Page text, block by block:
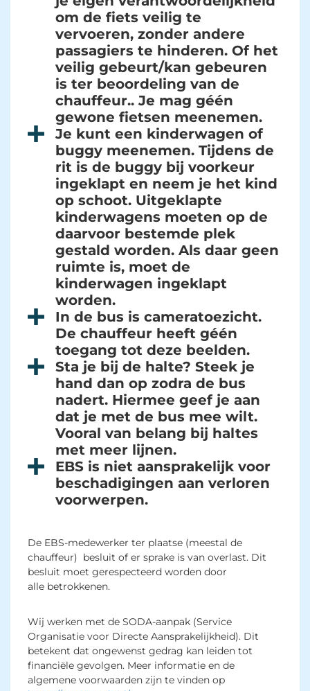
om de fiets veilig te
vervoeren, zonder andere
passagiers te hinderen. Of het
veilig gebeurt/kan gebeuren
is ter beoordeling van de
chauffeur.. Je mag géén
gewone fietsen meenemen.
Je kunt een kinderwagen of
buggy meenemen. Tijdens de
rit is de buggy bij voorkeur
ingeklapt en neem je het kind
op schoot. Uitgeklapte
kinderwagens moeten op de
daarvoor bestemde plek
gestald worden. Als daar geen
ruimte is, moet de
kinderwagen ingeklapt
worden.
In de bus is cameratoezicht.
De chauffeur heeft géén
toegang tot deze beelden.
Sta je bij de halte? Steek je
hand dan op zodra de bus
nadert. Hiermee geef je aan
dat je met de bus mee wilt.
Vooral van belang bij haltes
met meer lijnen.
EBS is niet aansprakelijk voor
beschadigingen aan verloren
voorwerpen.
De EBS-medewerker ter plaatse (meestal de
chauffeur) besluit of er sprake is van overlast. Dit
besluit moet gerespecteerd worden door
alle betrokkenen.
Wij werken met de SODA-aanpak (Service
Organisatie voor Directe Aansprakelijkheid). Dit
betekent dat ongewenst gedrag kan leiden tot
financiële gevolgen. Meer informatie en de
algemene voorwaarden zijn te vinden op